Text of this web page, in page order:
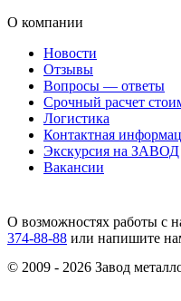
О компании
Новости
Отзывы
Вопросы — ответы
Срочный расчет
Логистика
Контактная
Экскурсия на ЗАВОД
Вакансии
О возможностях работы с
374-88-88 или напишите
© 2009 - 2026 Завод